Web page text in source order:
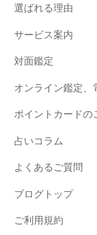
選ばれる理由
サービス案内
対面鑑定
オンライン鑑定、
ポイントカードの
占いコラム
よくあるご質問
ブログトップ
ご利用規約